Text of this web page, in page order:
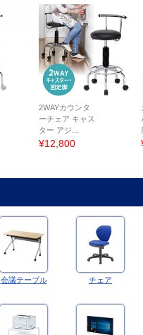
2WAYカウンタ
ーチェア キャス
ター アジ...
¥12,800
会議テーブル チェア